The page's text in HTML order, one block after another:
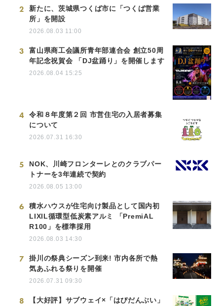
2
新たに、茨城県つくば市に「つくば営業
所」を開設
2026.08.03 11:00
3
富山県商工会議所青年部連合会 創立50周
年記念祝賀会 「DJ盆踊り」を開催します
2026.08.04 15:25
4
令和８年度第２回 市営住宅の入居者募集
について
2026.07.31 16:30
5
NOK、川崎フロンターレとのクラブパー
トナーを3年連続で契約
2026.08.05 13:00
6
積水ハウスが住宅向け製品として国内初
LIXIL循環型低炭素アルミ 「PremiAL
R100」を標準採用
2026.08.03 14:30
7
掛川の祭典シーズン到来! 市内各所で熱
気あふれる祭りを開催
2026.07.31 09:30
8
【大好評】サブウェイ×「はぴだんぶい」